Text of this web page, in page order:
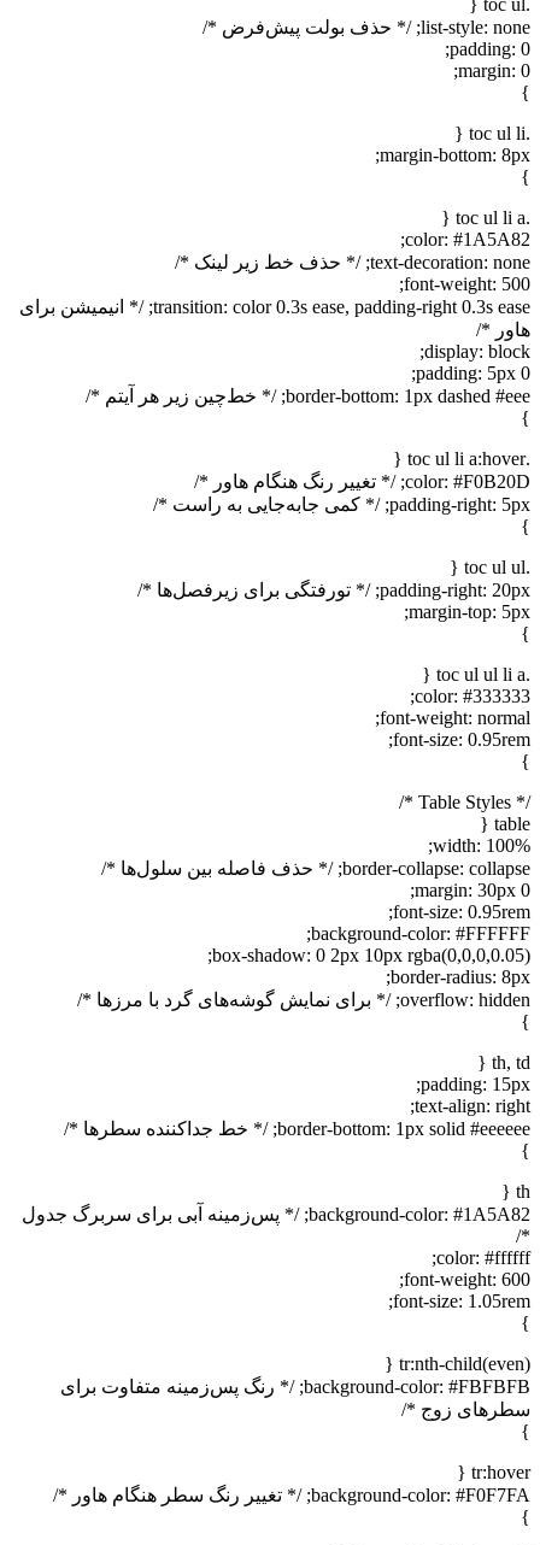
list-style: none; /* حذف بولت پیش‌فرض */
padding: 0;
margin: 0;
}
.toc ul li {
margin-bottom: 8px;
}
.toc ul li a {
color: #1A5A82;
text-decoration: none; /* حذف خط زیر لینک */
font-weight: 500;
transition: color 0.3s ease, padding-right 0.3s ease; /* انیمیشن برای
هاور */
display: block;
padding: 5px 0;
border-bottom: 1px dashed #eee; /* خط‌چین زیر هر آیتم */
}
.toc ul li a:hover {
color: #F0B20D; /* تغییر رنگ هنگام هاور */
padding-right: 5px; /* کمی جابه‌جایی به راست */
}
.toc ul ul {
padding-right: 20px; /* تورفتگی برای زیرفصل‌ها */
margin-top: 5px;
}
.toc ul ul li a {
color: #333333;
font-weight: normal;
font-size: 0.95rem;
}
/* Table Styles */
table {
width: 100%;
border-collapse: collapse; /* حذف فاصله بین سلول‌ها */
margin: 30px 0;
font-size: 0.95rem;
background-color: #FFFFFF;
box-shadow: 0 2px 10px rgba(0,0,0,0.05);
border-radius: 8px;
overflow: hidden; /* برای نمایش گوشه‌های گرد با مرزها */
}
th, td {
padding: 15px;
text-align: right;
border-bottom: 1px solid #eeeeee; /* خط جداکننده سطرها */
}
th {
background-color: #1A5A82; /* پس‌زمینه آبی برای سربرگ جدول
*/
color: #ffffff;
font-weight: 600;
font-size: 1.05rem;
}
tr:nth-child(even) {
background-color: #FBFBFB; /* رنگ پس‌زمینه متفاوت برای
سطرهای زوج */
}
tr:hover {
background-color: #F0F7FA; /* تغییر رنگ سطر هنگام هاور */
}